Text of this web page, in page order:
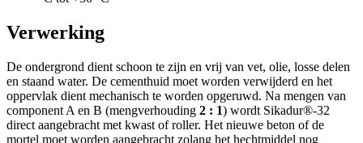
Verwerking
De ondergrond dient schoon te zijn en vrij van vet, olie, losse delen
en staand water. De cementhuid moet worden verwijderd en het
oppervlak dient mechanisch te worden opgeruwd. Na mengen van
component A en B (mengverhouding 2 : 1) wordt Sikadur®-32
direct aangebracht met kwast of roller. Het nieuwe beton of de
mortel moet worden aangebracht zolang het hechtmiddel nog